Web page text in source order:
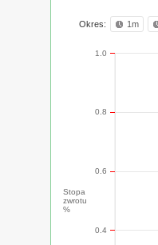
Okres: 1m
Stopa
zwrotu
%
0.4
0.6
0.8
1.0